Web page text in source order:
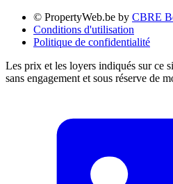
© PropertyWeb.be by CBRE
Conditions d'utilisation
Politique de confidentialité
Les prix et les loyers indiqués sur ce
sans engagement et sous réserve de